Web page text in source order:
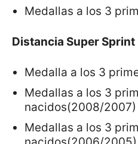
Medallas a los 3
Distancia Super Sprint
Medalla a los 3
Medallas a los 3
nacidos(2008/2007)
Medallas a los 3